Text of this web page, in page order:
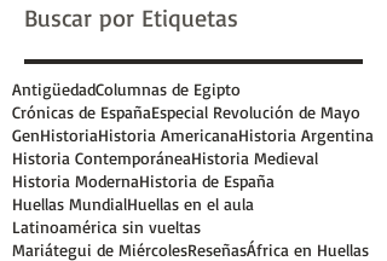
Buscar por Etiquetas
AntigüedadColumnas de Egipto
Crónicas de EspañaEspecial Revolución de Mayo
GenHistoriaHistoria AmericanaHistoria Argentina
Historia ContemporáneaHistoria Medieval
Historia ModernaHistoria de España
Huellas MundialHuellas en el aula
Latinoamérica sin vueltas
Mariátegui de MiércolesReseñasÁfrica en Huellas